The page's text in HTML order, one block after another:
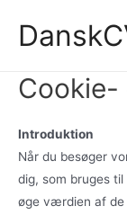
Introduktion
Når du besøger
dig, som bruges
øge værdien af de